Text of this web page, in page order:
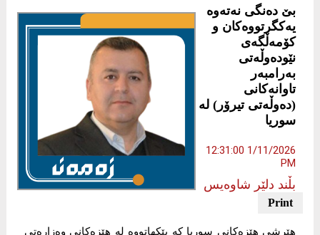
بێ دەنگی نەتەوە
یەکگرتووەکان و
کۆمەڵگەی
نێودەوڵەتی
بەرامبەر
تاوانەکانی
(دەوڵەتی تیرۆر) لە
سوریا
1/11/2026 12:31:00
PM
بڵند دلێر شاوەیس
هێرشی هێزەکانی سوریا كە پێکهاتووە لە هێزەکانی وەزارەتی